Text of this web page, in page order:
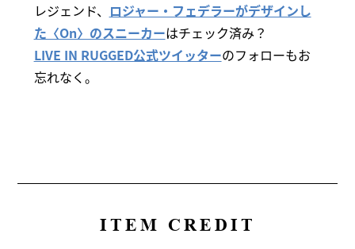
レジェンド、 ロジャー・フェデラーがデザインし
た〈On〉のスニーカーはチェック済み？
LIVE IN RUGGED公式ツイッターのフォローもお
忘れなく。
ITEM CREDIT